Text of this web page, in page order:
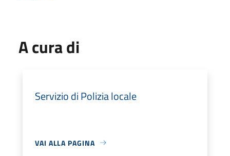
A cura di
Servizio di Polizia locale
VAI ALLA PAGINA